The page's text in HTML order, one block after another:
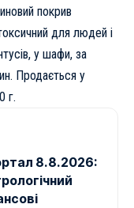
покрив
для людей і
у шафи, за
Продається у
г.
8.8.2026: